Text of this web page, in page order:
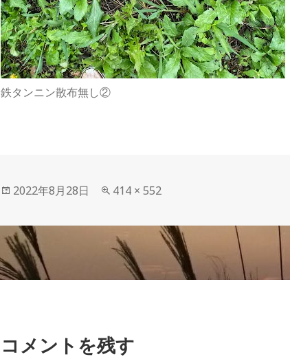
鉄タンニン散布無し②
投
日:
2022年8月28日
フ
サ
イ
ズ
414 × 552
コメントを残す